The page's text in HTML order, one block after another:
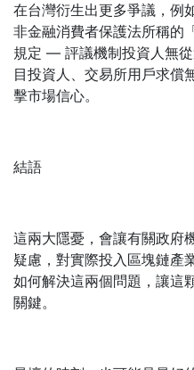
在台灣衍生出更多爭議，例
非金融消費者保護法所稱的
規定 — 評議機制投資人無
目投資人、交易所用戶求償
擊市場信心。
結語
這兩大隱憂，會讓有關政府
疑慮，對實際投入區塊鏈產
如何解決這兩個問題，讓這
關鍵。